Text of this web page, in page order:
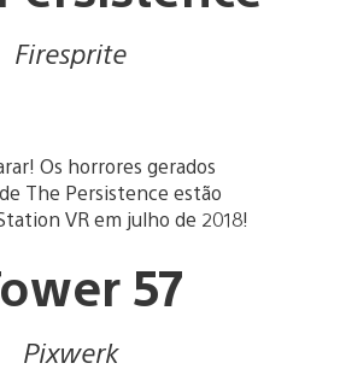
Firesprite
Os horrores gerados
The Persistence estão
VR em julho de 2018!
57
Pixwerk